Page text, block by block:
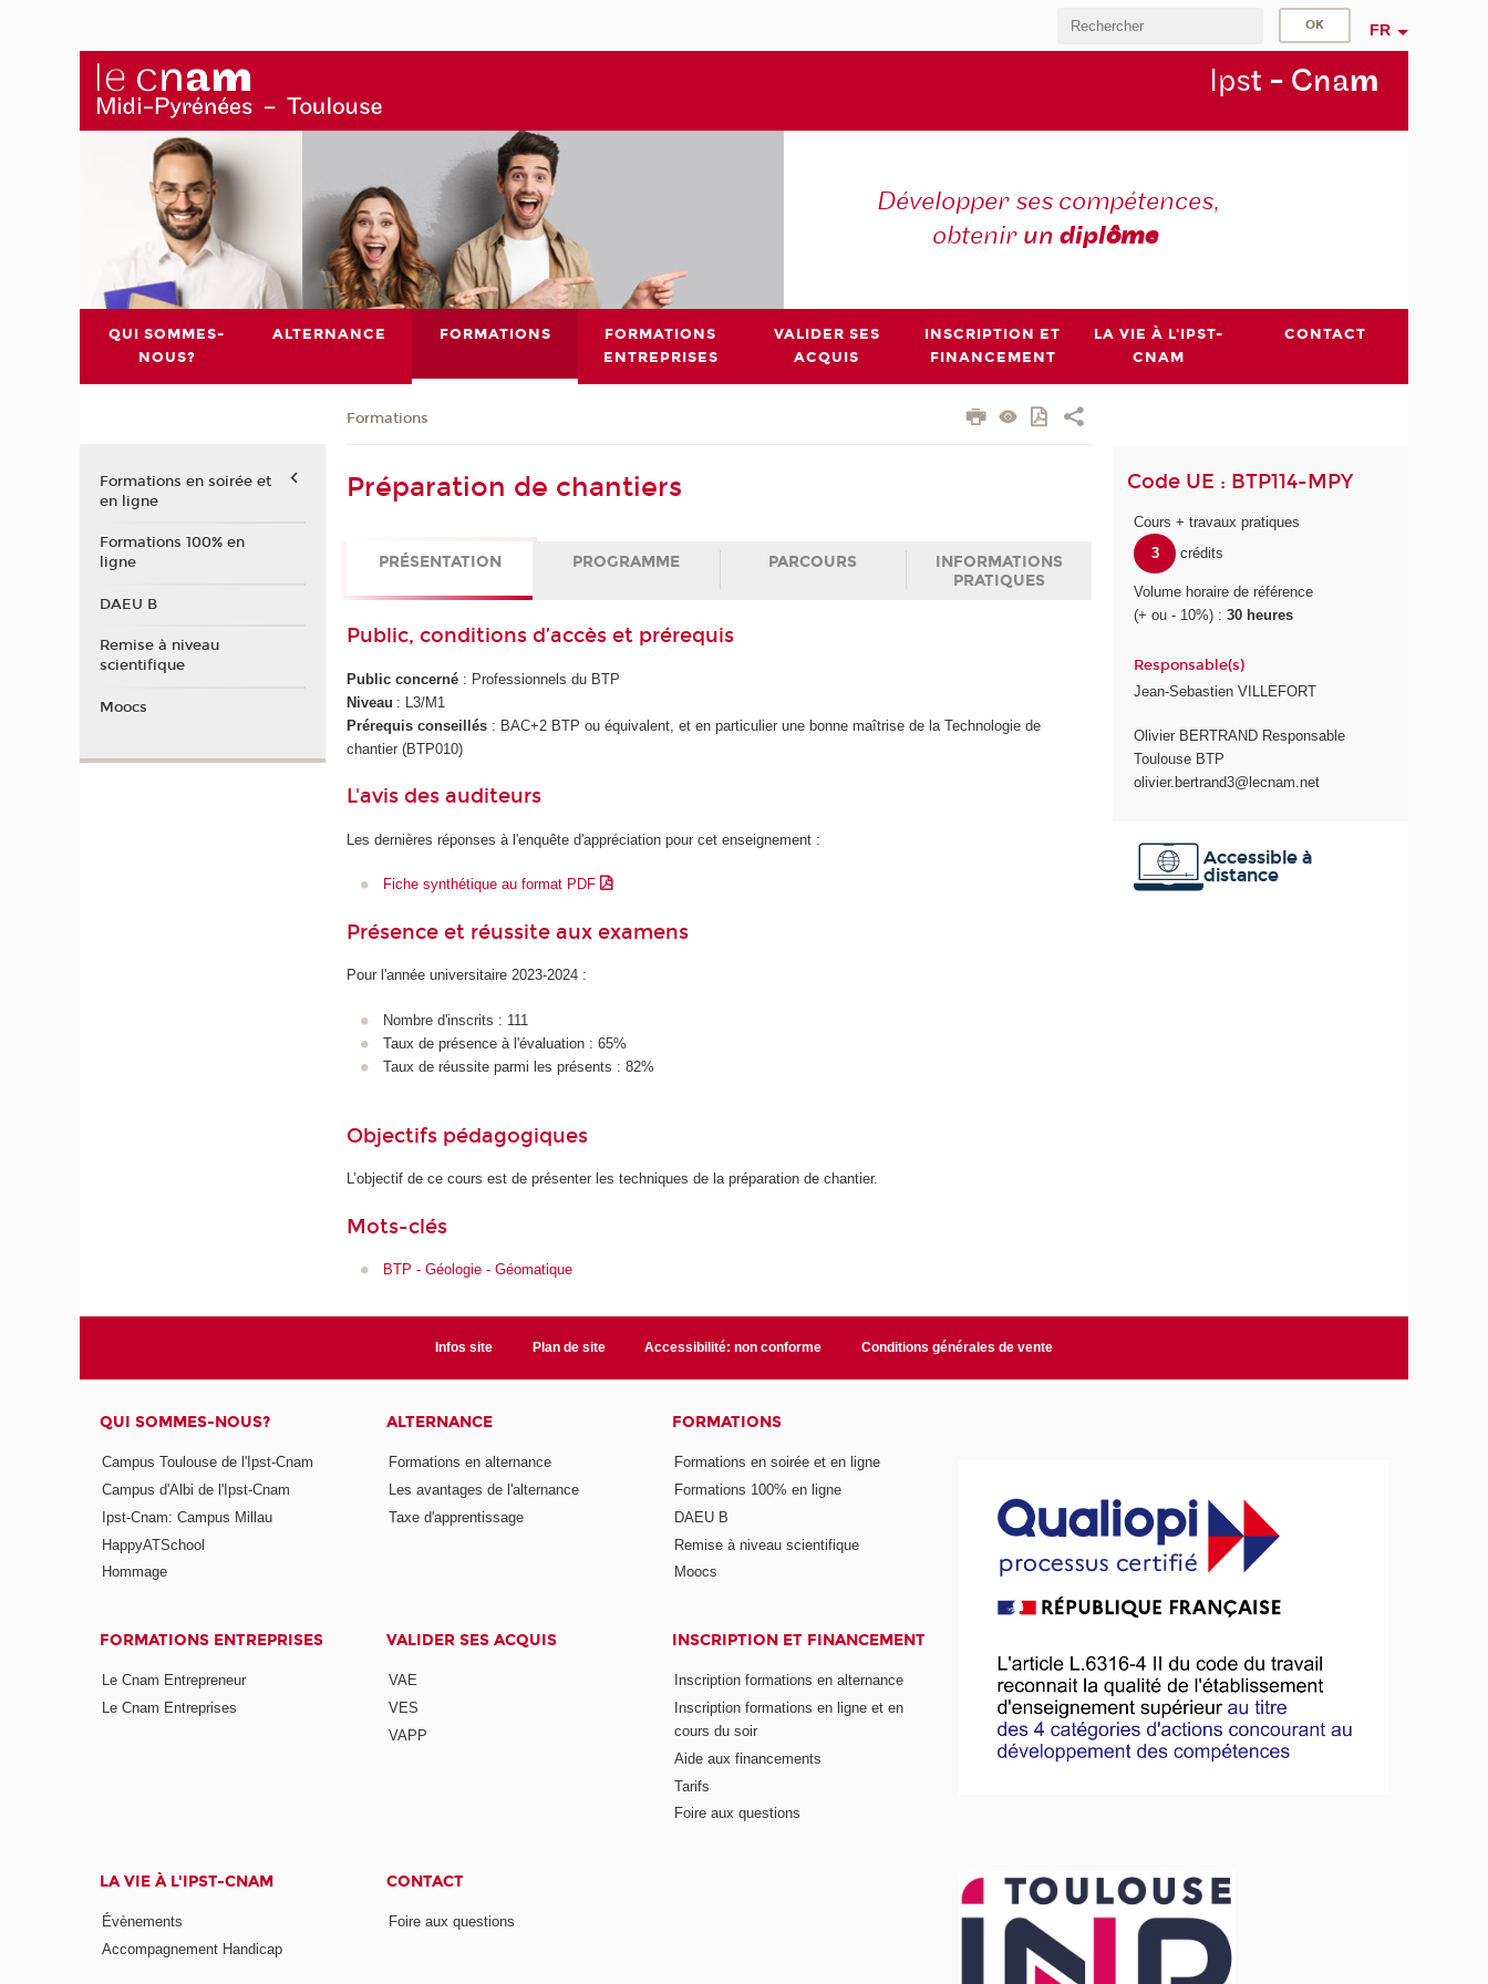
FR
Ipst - Cnam
Développer ses compétences,
obtenir undiplôme
QUI SOMMES-
NOUS?
ALTERNANCE FORMATIONS
FORMATIONS
ENTREPRISES
VALIDER SES
ACQUIS
INSCRIPTION ET
FINANCEMENT
LA VIE À L'IPST-
CNAM
CONTACT
Formations
Préparation de chantiers
PRÉSENTATION PROGRAMME PARCOURS
INFORMATIONS
PRATIQUES
Public, conditions d’accès et prérequis
Public concerné : Professionnels du BTP
Niveau : L3/M1
Prérequis conseillés : BAC+2 BTP ou équivalent, et en particulier une bonne maîtrise de la Technologie de
chantier (BTP010)
L'avis des auditeurs
Les dernières réponses à l'enquête d'appréciation pour cet enseignement :
Fiche synthétique au format PDF
Présence et réussite aux examens
Pour l'année universitaire 2023-2024 :
Nombre d'inscrits : 111
Taux de présence à l'évaluation : 65%
Taux de réussite parmi les présents : 82%
Objectifs pédagogiques
L’objectif de ce cours est de présenter les techniques de la préparation de chantier.
Mots-clés
BTP - Géologie - Géomatique
Code UE : BTP114-MPY
Cours + travaux pratiques
3
crédits
Volume horaire de référence
(+ ou - 10%) :30 heures
Responsable(s)
Jean-Sebastien VILLEFORT
Olivier BERTRAND Responsable
Toulouse BTP
olivier.bertrand3@lecnam.net
Accessible à
distance
Formations en soirée et
en ligne
Formations 100% en
ligne
DAEU B
Remise à niveau
scientifique
Moocs
Infos site Plan de site Accessibilité: non conforme Conditions générales de vente
QUI SOMMES-NOUS?
Campus Toulouse de l'Ipst-Cnam
Campus d'Albi de l'Ipst-Cnam
Ipst-Cnam: Campus Millau
HappyATSchool
Hommage
ALTERNANCE
Formations en alternance
Les avantages de l'alternance
Taxe d'apprentissage
FORMATIONS
Formations en soirée et en ligne
Formations 100% en ligne
DAEU B
Remise à niveau scientifique
Moocs
FORMATIONS ENTREPRISES
Le Cnam Entrepreneur
Le Cnam Entreprises
VALIDER SES ACQUIS
VAE
VES
VAPP
INSCRIPTION ET FINANCEMENT
Inscription formations en alternance
Inscription formations en ligne et en
cours du soir
Aide aux financements
Tarifs
Foire aux questions
LA VIE À L'IPST-CNAM
Évènements
Accompagnement Handicap
CONTACT
Foire aux questions